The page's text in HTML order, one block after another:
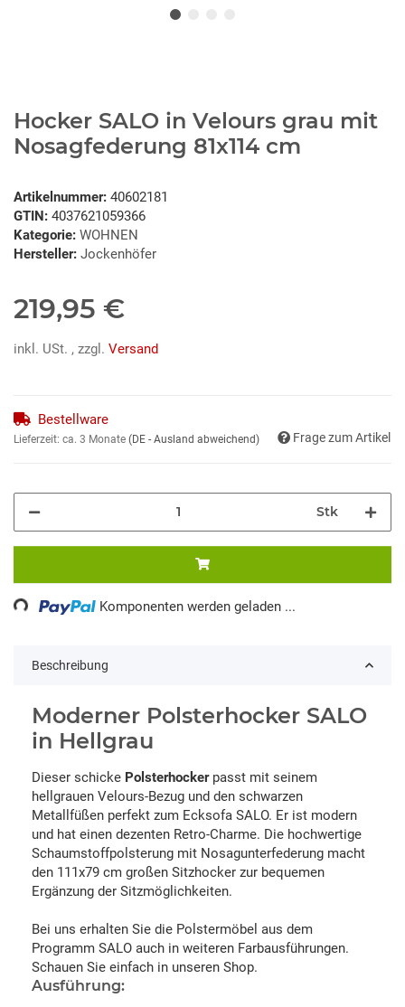
Hocker SALO in Velours grau mit
Nosagfederung 81x114 cm
Artikelnummer: 40602181
GTIN: 4037621059366
Kategorie: WOHNEN
Hersteller: Jockenhöfer
219,95 €
inkl. USt. , zzgl. Versand
Bestellware
Lieferzeit: ca. 3 Monate (DE - Ausland abweichend) Frage zum Artikel
Stk
Komponenten werden geladen ...
Beschreibung
Moderner Polsterhocker SALO
in Hellgrau
Dieser schicke Polsterhockerpasst mit seinem
hellgrauen Velours-Bezug und den schwarzen
Metallfüßen perfekt zum Ecksofa SALO. Er ist modern
und hat einen dezenten Retro-Charme. Die hochwertige
Schaumstoffpolsterung mit Nosagunterfederung macht
den 111x79 cm großen Sitzhocker zur bequemen
Ergänzung der Sitzmöglichkeiten.
Bei uns erhalten Sie die Polstermöbel aus dem
Programm SALO auch in weiteren Farbausführungen.
Schauen Sie einfach in unseren Shop.
Ausführung: